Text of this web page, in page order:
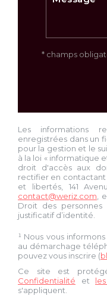
* champs
Les informations
enregistrées dans un
pour la gestion et le
à la loi « informatique
droit d'accès aux
rectifier en contactant
et libertés, 141
contact@weriz.com ,
Droit des
justificatif d’identité.
¹ Nous vous
au démarchage
pouvez vous inscrire (
Ce site est
Confidentialité et
s'appliquent.